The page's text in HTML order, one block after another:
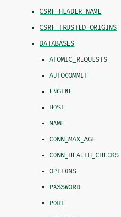
CSRF_HEADER_NAME
CSRF_TRUSTED_ORIGINS
DATABASES
ATOMIC_REQUESTS
AUTOCOMMIT
ENGINE
HOST
NAME
CONN_MAX_AGE
CONN_HEALTH_CHECKS
OPTIONS
PASSWORD
PORT